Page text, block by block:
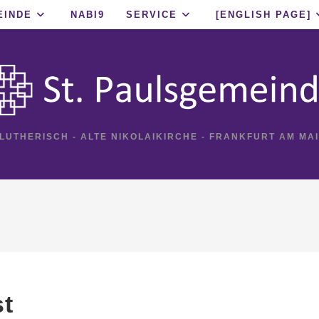
NABI9 SERVICE [ENGLISH PAGE]
- ALTE NIKOLAIKIRCHE - FRANKFURT AM